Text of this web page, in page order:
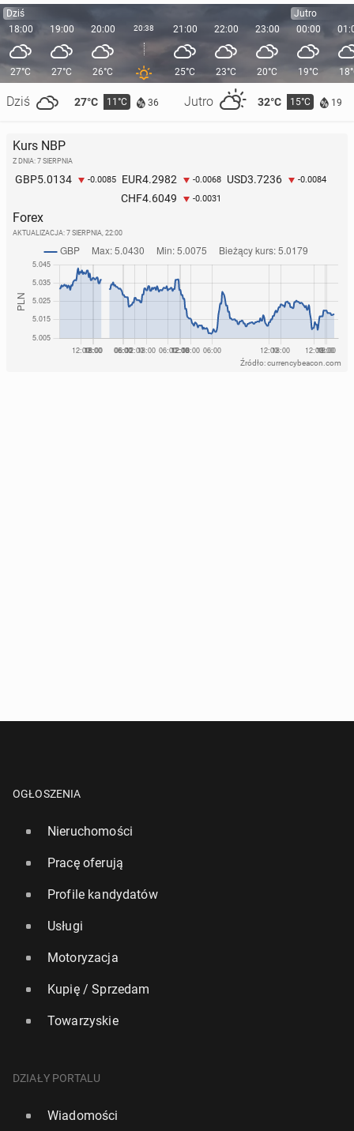
Dziś
18:00
27°C
Dziś 27°C 11°C 36 Jutro 32°C 15°C 19
19:00
27°C
20:00
26°C
20:38 21:00
25°C
22:00
23°C
23:00
20°C
Jutro
00:00
19°C
Kurs NBP
Z DNIA: 7 SIERPNIA
GBP5.0134 -0.0085 EUR4.2982 -0.0068 USD3.7236 -0.0084
CHF4.6049 -0.0031
Forex
AKTUALIZACJA: 7 SIERPNIA, 22:00
Źródło: currencybeacon.com
OGŁOSZENIA
Nieruchomości
Pracę oferują
Profile kandydatów
Usługi
Motoryzacja
Kupię / Sprzedam
Towarzyskie
DZIAŁY PORTALU
Wiadomości